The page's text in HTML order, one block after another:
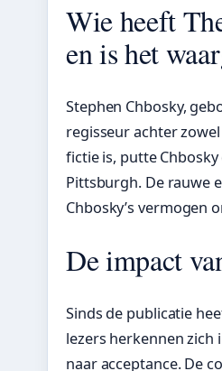
Wie heeft
en is het
Stephen Chbosky,
regisseur achter
fictie is, putte
Pittsburgh. De rauwe
Chbosky’s vermogen
De impact
Sinds de publicatie
lezers herkennen zich
naar acceptance. De